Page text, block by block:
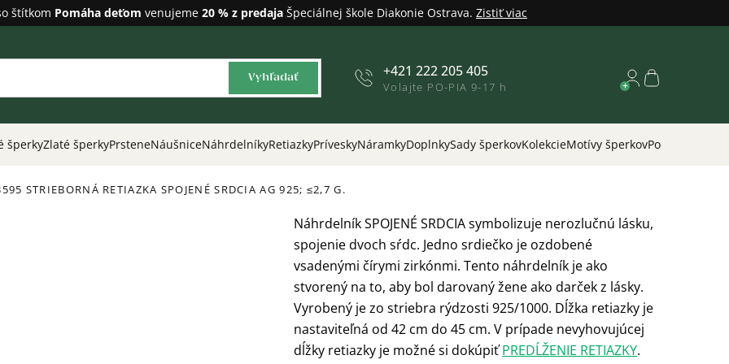
štítkom Pomáha deťom venujeme 20 % z predaja Špeciálnej škole Diakonie Ostrava. Zistiť viac
Vyhľadať +421 222 205 405
Volajte PO-PIA 9-17 h
Nákupný
šperkyZlaté šperkyPrsteneNáušniceNáhrdelníkyRetiazkyPríveskyNáramkyDoplnkySady šperkovKolekcieMotívy šperkovPodľa
STRIEBORNÁ RETIAZKA SPOJENÉ SRDCIAAG 925; ≤2,7 G.
Náhrdelník SPOJENÉ SRDCIA symbolizuje nerozlučnú lásku,
spojenie dvoch sŕdc. Jedno srdiečko je ozdobené
vsadenými čírymi zirkónmi. Tento náhrdelník je ako
stvorený na to, aby bol darovaný žene ako darček z lásky.
Vyrobený je zo striebra rýdzosti 925/1000. Dĺžka retiazky je
nastaviteľná od 42 cm do 45 cm. V prípade nevyhovujúcej
dĺžky retiazky je možné si dokúpiťPREDĹŽENIE RETIAZKY.